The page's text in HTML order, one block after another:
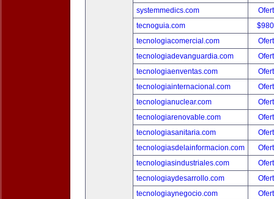
systemmedics.com
tecnoguia.com
tecnologiacomercial.com
tecnologiadevanguardia.com
tecnologiaenventas.com
tecnologiainternacional.com
tecnologianuclear.com
tecnologiarenovable.com
tecnologiasanitaria.com
tecnologiasdelainformacion.com
tecnologiasindustriales.com
tecnologiaydesarrollo.com
tecnologiaynegocio.com